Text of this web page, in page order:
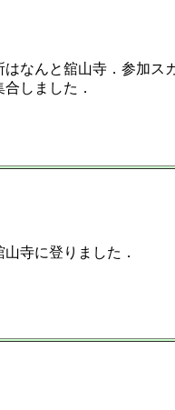
はなんと舘山寺．参加ス
合しました．
寺に登りました．